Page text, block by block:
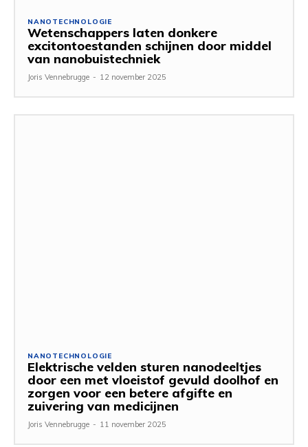
NANOTECHNOLOGIE
Wetenschappers laten donkere
excitontoestanden schijnen door middel
van nanobuistechniek
Joris Vennebrugge - 12 november 2025
NANOTECHNOLOGIE
Elektrische velden sturen nanodeeltjes
door een met vloeistof gevuld doolhof en
zorgen voor een betere afgifte en
zuivering van medicijnen
Joris Vennebrugge - 11 november 2025